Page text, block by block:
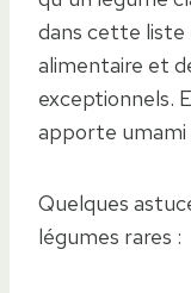
dans cette liste
alimentaire et
exceptionnels.
apporte umami
Quelques
légumes rares :